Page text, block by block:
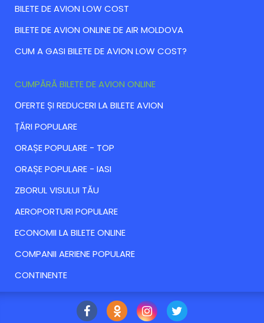
BILETE DE AVION LOW COST
BILETE DE AVION ONLINE DE AIR MOLDOVA
CUM A GASI BILETE DE AVION LOW COST?
CUMPĂRĂ BILETE DE AVION ONLINE
ОFERTE ȘI REDUCERI LA BILETE AVION
ȚĂRI POPULARE
ORAȘE POPULARE - TOP
ORAȘE POPULARE - IASI
ZBORUL VISULUI TĂU
AEROPORTURI POPULARE
ECONOMII LA BILETE ONLINE
COMPANII AERIENE POPULARE
CONTINENTE